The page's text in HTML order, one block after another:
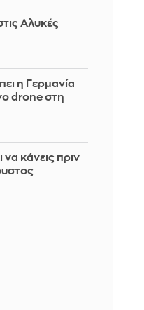
Αλυκές
η Γερμανία
drone στη
κάνεις πριν